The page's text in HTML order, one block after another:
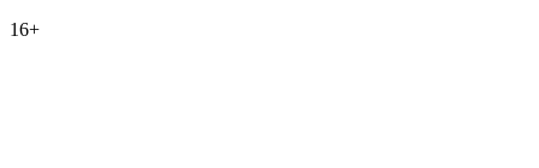
16+